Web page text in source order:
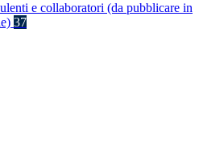
e collaboratori (da pubblicare in
37